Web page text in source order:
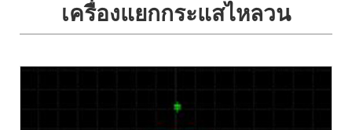
เครื่องแยกกระแสไหลวน